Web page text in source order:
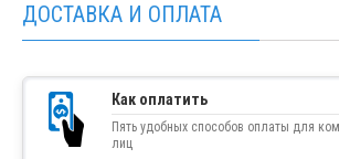
ДОСТАВКА И ОПЛАТА
Как оплатить
Пять удобных способов оплаты для
лиц